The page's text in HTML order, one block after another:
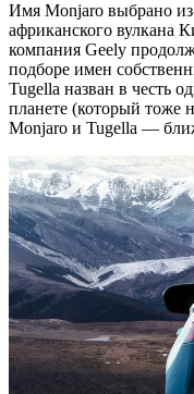
Имя Monjaro выбрано
африканского вулкана
компания Geely
подборе имен
Tugella назван в честь
планете (который тоже
Monjaro и Tugella —